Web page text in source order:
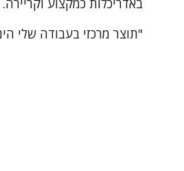
"תוצר מרכזי בעבודה שלי